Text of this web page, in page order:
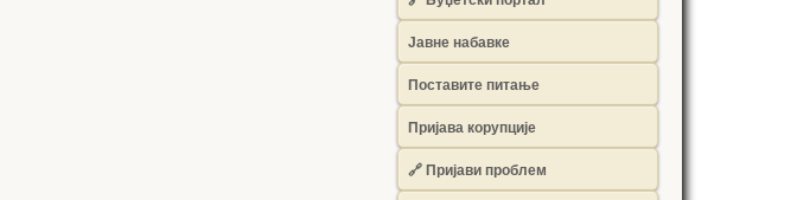
Јавне набавке
Поставите питање
Пријава корупције
🔗 Пријави проблем